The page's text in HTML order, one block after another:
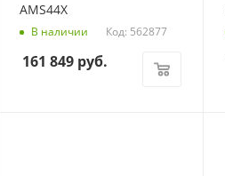
AMS44X
В наличии Код: 562877
161 849руб.